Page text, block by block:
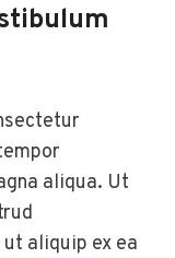
aliqua. Ut
aliquip ex ea